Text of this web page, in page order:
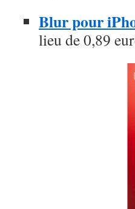
Blur pour
lieu de 0,89